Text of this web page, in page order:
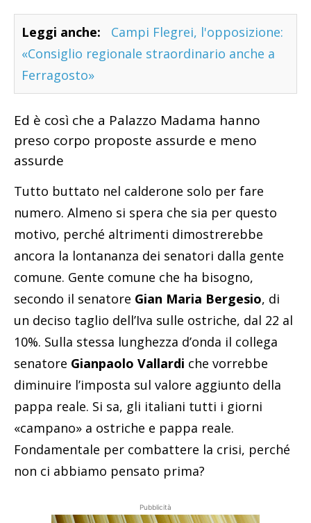
Leggi anche:
Campi Flegrei, l'opposizione:
«Consiglio regionale straordinario anche a
Ferragosto»
Ed è così che a Palazzo Madama hanno
preso corpo proposte assurde e meno
assurde
Tutto buttato nel calderone solo per fare
numero. Almeno si spera che sia per questo
motivo, perché altrimenti dimostrerebbe
ancora la lontananza dei senatori dalla gente
comune. Gente comune che ha bisogno,
secondo il senatore Gian Maria Bergesio, di
un deciso taglio dell’Iva sulle ostriche, dal 22 al
10%. Sulla stessa lunghezza d’onda il collega
senatore Gianpaolo Vallardi che vorrebbe
diminuire l’imposta sul valore aggiunto della
pappa reale. Si sa, gli italiani tutti i giorni
«campano» a ostriche e pappa reale.
Fondamentale per combattere la crisi, perché
non ci abbiamo pensato prima?
Pubblicità